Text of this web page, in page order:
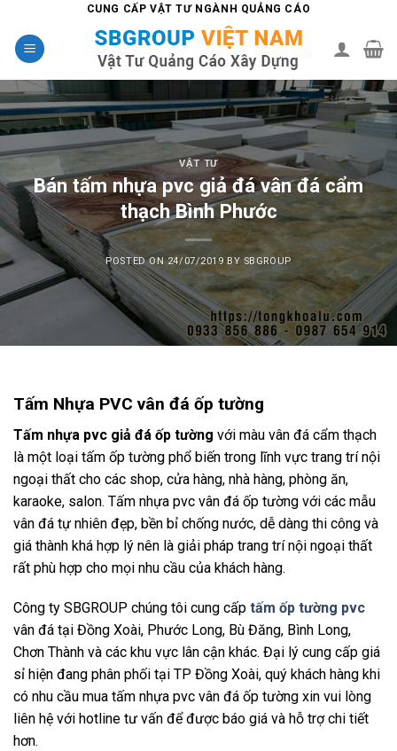
content
CUNG CẤP VẬT TƯ NGÀNH QUẢNG CÁO
VẬT TƯ
Bán tấm nhựa pvc giả đá vân đá cẩm
thạch Bình Phước
POSTED ON24/07/2019 BY SBGROUP
Tấm Nhựa PVC vân đá ốp tường
Tấm nhựa pvc giả đá ốp tường với màu vân đá cẩm thạch
là một loại tấm ốp tường phổ biến trong lĩnh vực trang trí nội
ngoại thất cho các shop, cửa hàng, nhà hàng, phòng ăn,
karaoke, salon. Tấm nhựa pvc vân đá ốp tường với các mẫu
vân đá tự nhiên đẹp, bền bỉ chống nước, dễ dàng thi công và
giá thành khá hợp lý nên là giải pháp trang trí nội ngoại thất
rất phù hợp cho mọi nhu cầu của khách hàng.
Công ty SBGROUP chúng tôi cung cấp tấm ốp tường pvc
vân đá tại Đồng Xoài, Phước Long, Bù Đăng, Bình Long,
Chơn Thành và các khu vực lân cận khác. Đại lý cung cấp giá
sỉ hiện đang phân phối tại TP Đồng Xoài, quý khách hàng khi
có nhu cầu mua tấm nhựa pvc vân đá ốp tường xin vui lòng
liên hệ với hotline tư vấn để được báo giá và hỗ trợ chi tiết
hơn.